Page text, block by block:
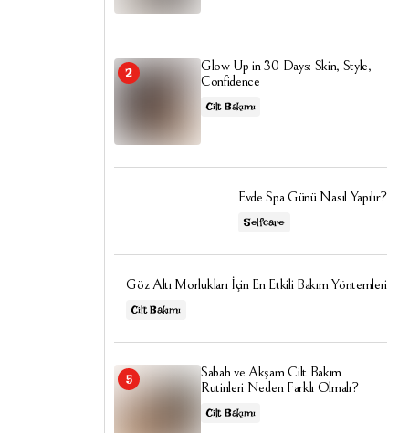
Glow Up in 30 Days: Skin, Style,
Confidence
Cilt Bakımı
Evde Spa Günü Nasıl Yapılır?
Selfcare
Göz Altı Morlukları İçin En Etkili Bakım Yöntemleri
Cilt Bakımı
Sabah ve Akşam Cilt Bakım
Rutinleri Neden Farklı Olmalı?
Cilt Bakımı